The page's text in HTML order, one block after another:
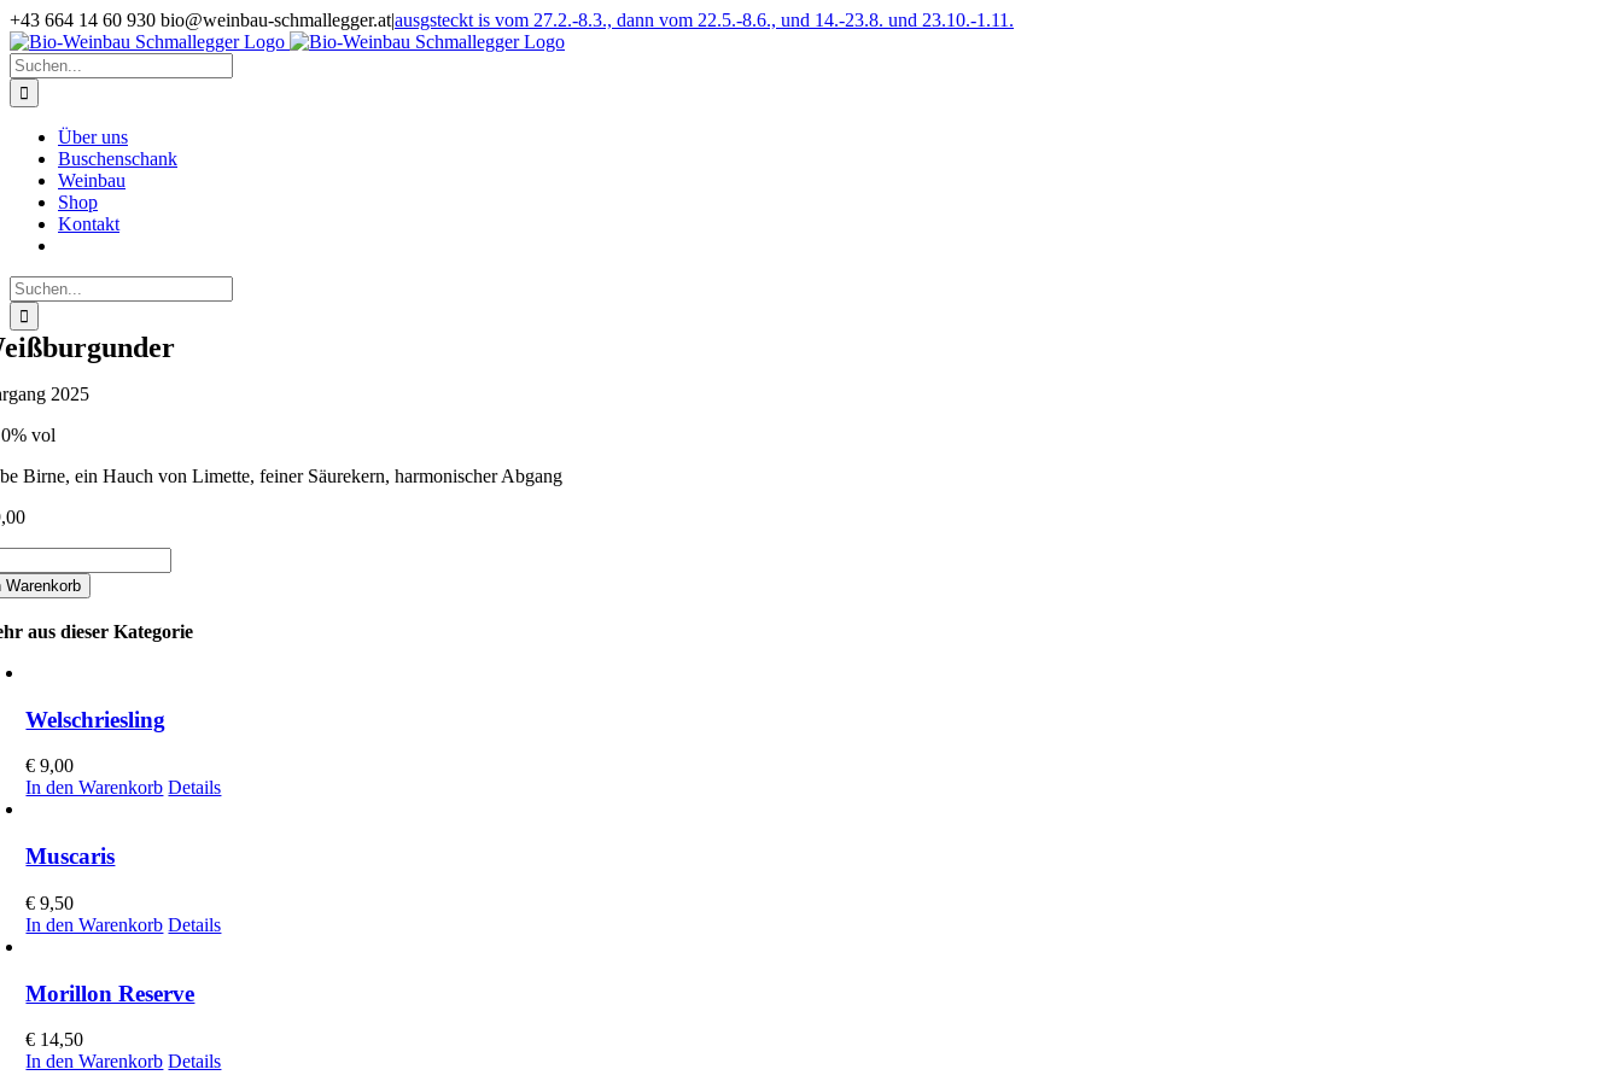
Zum
Inhalt
springen
+43 664 14 60 930 bio@weinbau-schmallegger.at|ausgsteckt is vom 27.2.-8.3., dann vom 22.5.-8.6., und 14.-23.8. und 23.10.-1.11.
Facebook
Instagram
Suche
nach:
Über uns
Buschenschank
Weinbau
Shop
Kontakt
Suche
nach:
2025
vol
Birne, ein Hauch von Limette, feiner Säurekern, harmonischer Abgang
Warenkorb
aus dieser Kategorie
Welschriesling
€ 9,00
In den Warenkorb Details
Muscaris
€ 9,50
In den Warenkorb Details
Morillon Reserve
€ 14,50
In den Warenkorb Details